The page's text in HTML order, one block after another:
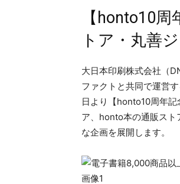
【honto10
トア・丸善
大日本印刷株式会社（
ファクトと共同で運営
日より【honto10周年
ア、honto本の通販スト
な企画を展開します。